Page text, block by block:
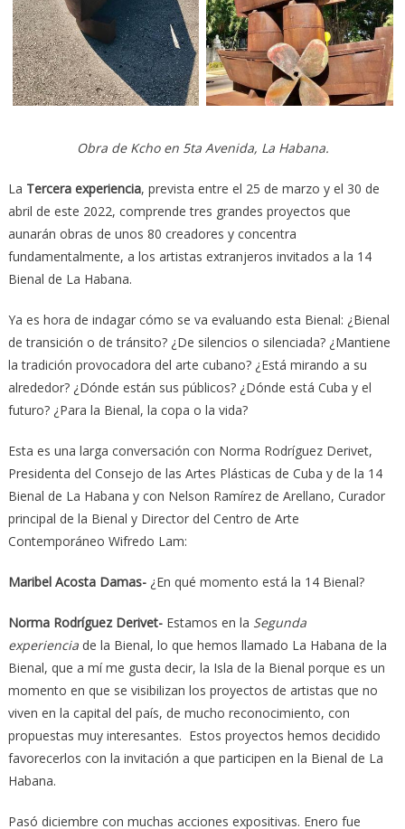
Obra de Kcho en 5ta Avenida, La Habana.
La Tercera experiencia, prevista entre el 25 de marzo y el 30 de
abril de este 2022, comprende tres grandes proyectos que
aunarán obras de unos 80 creadores y concentra
fundamentalmente, a los artistas extranjeros invitados a la 14
Bienal de La Habana.
Ya es hora de indagar cómo se va evaluando esta Bienal: ¿Bienal
de transición o de tránsito? ¿De silencios o silenciada? ¿Mantiene
la tradición provocadora del arte cubano? ¿Está mirando a su
alrededor? ¿Dónde están sus públicos? ¿Dónde está Cuba y el
futuro? ¿Para la Bienal, la copa o la vida?
Esta es una larga conversación con Norma Rodríguez Derivet,
Presidenta del Consejo de las Artes Plásticas de Cuba y de la 14
Bienal de La Habana y con Nelson Ramírez de Arellano, Curador
principal de la Bienal y Director del Centro de Arte
Contemporáneo Wifredo Lam:
Maribel Acosta Damas-¿En qué momento está la 14 Bienal?
Norma Rodríguez Derivet-Estamos en la Segunda
experienciade la Bienal, lo que hemos llamado La Habana de la
Bienal, que a mí me gusta decir, la Isla de la Bienal porque es un
momento en que se visibilizan los proyectos de artistas que no
viven en la capital del país, de mucho reconocimiento, con
propuestas muy interesantes. Estos proyectos hemos decidido
favorecerlos con la invitación a que participen en la Bienal de La
Habana.
Pasó diciembre con muchas acciones expositivas. Enero fue